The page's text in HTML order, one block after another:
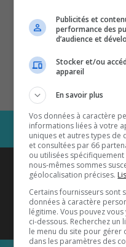
Coyote New
également
Écoutez-
Publicités et
performance des
d’audience et
Stocker et/ou
appareil
En savoir plus
Vos données à caractère
informations liées à votre
uniques et autres types de
et consultées par 66
ou utilisées
nous-mêmes sommes
géolocalisation précises.
Certains fournisseurs sont
données à caractère
légitime. Vous pouvez
ci-dessous. Recherchez un
le menu du site pour
dans les paramètres des